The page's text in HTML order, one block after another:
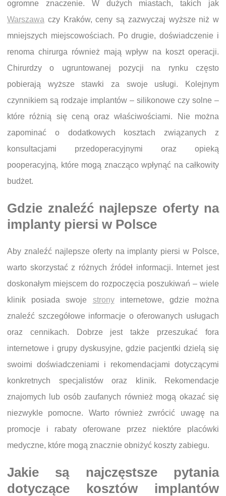
ogromne znaczenie. W dużych miastach, takich jak
Warszawa czy Kraków, ceny są zazwyczaj wyższe niż w
mniejszych miejscowościach. Po drugie, doświadczenie i
renoma chirurga również mają wpływ na koszt operacji.
Chirurdzy o ugruntowanej pozycji na rynku często
pobierają wyższe stawki za swoje usługi. Kolejnym
czynnikiem są rodzaje implantów – silikonowe czy solne –
które różnią się ceną oraz właściwościami. Nie można
zapominać o dodatkowych kosztach związanych z
konsultacjami przedoperacyjnymi oraz opieką
pooperacyjną, które mogą znacząco wpłynąć na całkowity
budżet.
Gdzie znaleźć najlepsze oferty na
implanty piersi w Polsce
Aby znaleźć najlepsze oferty na implanty piersi w Polsce,
warto skorzystać z różnych źródeł informacji. Internet jest
doskonałym miejscem do rozpoczęcia poszukiwań – wiele
klinik posiada swoje stronyinternetowe, gdzie można
znaleźć szczegółowe informacje o oferowanych usługach
oraz cennikach. Dobrze jest także przeszukać fora
internetowe i grupy dyskusyjne, gdzie pacjentki dzielą się
swoimi doświadczeniami i rekomendacjami dotyczącymi
konkretnych specjalistów oraz klinik. Rekomendacje
znajomych lub osób zaufanych również mogą okazać się
niezwykle pomocne. Warto również zwrócić uwagę na
promocje i rabaty oferowane przez niektóre placówki
medyczne, które mogą znacznie obniżyć koszty zabiegu.
Jakie są najczęstsze pytania
dotyczące kosztów implantów